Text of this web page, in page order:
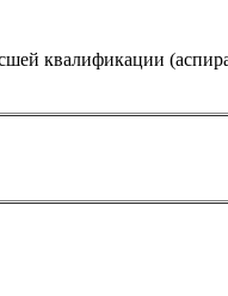
квалификации